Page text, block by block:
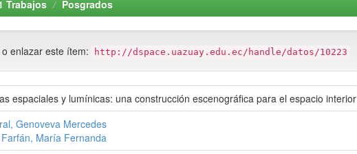
Trabajos Posgrados
enlazar este ítem: http://dspace.uazuay.edu.ec/handle/datos/10223
espaciales y lumínicas: una construcción escenográfica para el espacio interior
Genoveva Mercedes
María Fernanda